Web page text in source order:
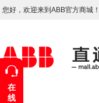
您好，欢迎来到ABB官方商城！
在
线